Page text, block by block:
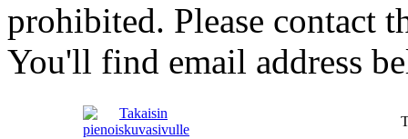
prohibited. Please contact
You'll find email address